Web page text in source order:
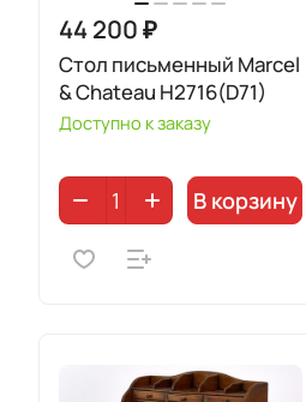
44 200 ₽
Стол письменный Marcel
& Chateau H2716(D71)
Доступно к заказу
В корзину